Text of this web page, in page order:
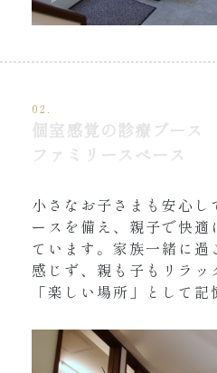
02.
個室感覚の診療ブース
ファミリースペース
小さなお子さまも安心
ースを備え、親子で快適
ています。家族一緒に過
感じず、親も子もリラ
「楽しい場所」として記